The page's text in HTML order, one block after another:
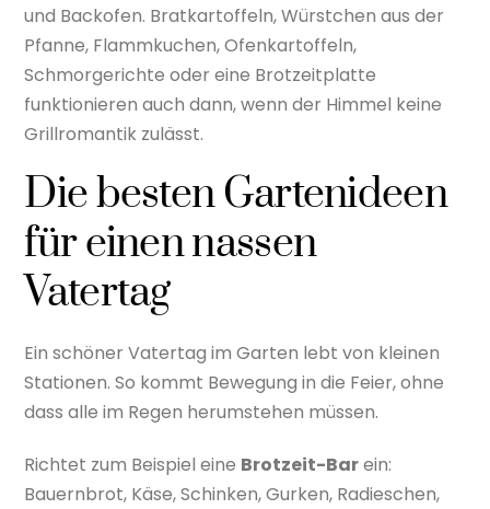
und Backofen. Bratkartoffeln, Würstchen aus der
Pfanne, Flammkuchen, Ofenkartoffeln,
Schmorgerichte oder eine Brotzeitplatte
funktionieren auch dann, wenn der Himmel keine
Grillromantik zulässt.
Die besten Gartenideen
für einen nassen
Vatertag
Ein schöner Vatertag im Garten lebt von kleinen
Stationen. So kommt Bewegung in die Feier, ohne
dass alle im Regen herumstehen müssen.
Richtet zum Beispiel eine Brotzeit-Barein:
Bauernbrot, Käse, Schinken, Gurken, Radieschen,